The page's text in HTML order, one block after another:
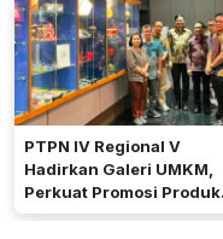
PTPN IV Regional V
Hadirkan Galeri UMKM,
Perkuat Promosi Produk
Mitra Binaan Melalui